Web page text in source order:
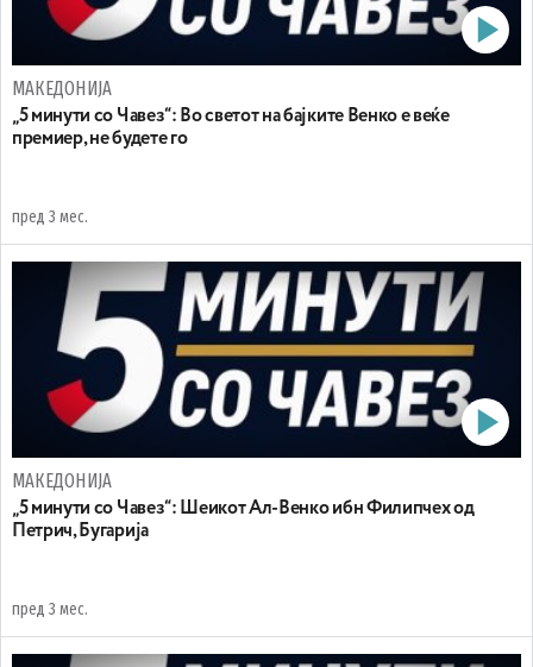
МАКЕДОНИЈА
„5 минути со Чавез“: Во светот на бајките Венко е веќе
премиер, не будете го
пред 3 мес.
МАКЕДОНИЈА
„5 минути со Чавез“: Шеикот Ал-Венко ибн Филипчех од
Петрич, Бугарија
пред 3 мес.